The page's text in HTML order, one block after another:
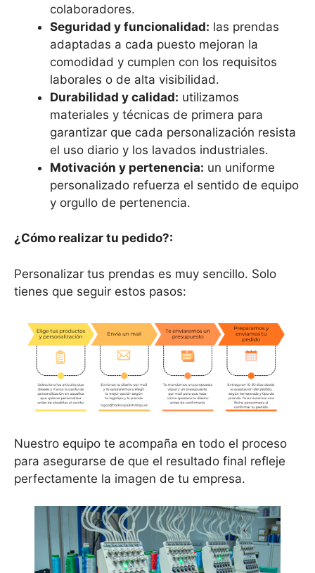
colaboradores.
Seguridad y funcionalidad: las prendas
adaptadas a cada puesto mejoran la
comodidad y cumplen con los requisitos
laborales o de alta visibilidad.
Durabilidad y calidad: utilizamos
materiales y técnicas de primera para
garantizar que cada personalización resista
el uso diario y los lavados industriales.
Motivación y pertenencia: un uniforme
personalizado refuerza el sentido de equipo
y orgullo de pertenencia.
¿Cómo realizar tu pedido?:
Personalizar tus prendas es muy sencillo. Solo
tienes que seguir estos pasos:
Nuestro equipo te acompaña en todo el proceso
para asegurarse de que el resultado final refleje
perfectamente la imagen de tu empresa.